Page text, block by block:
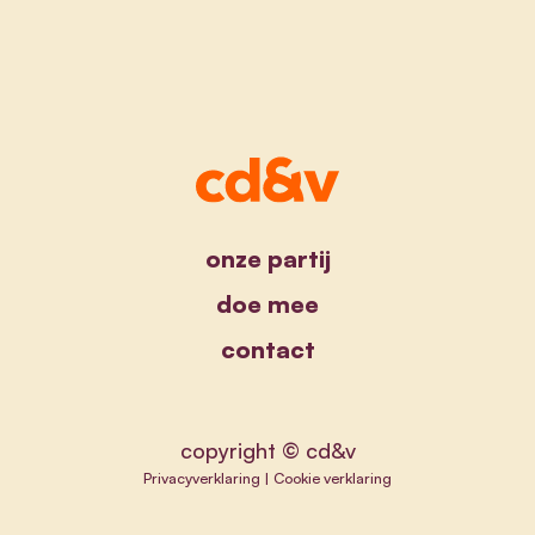
onze partij
doe mee
contact
copyright © cd&v
Privacyverklaring | Cookie verklaring